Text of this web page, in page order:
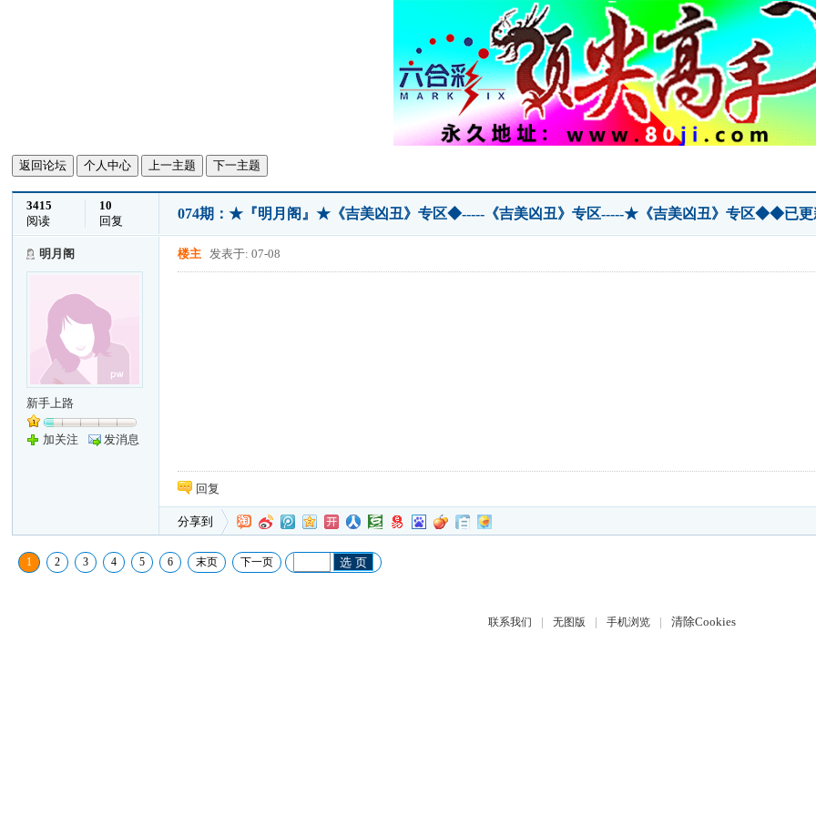
返回论坛 个人中心 上一主题 下一主题
3415
阅读
10
回复
074期：★『明月阁』★《吉美凶丑》专区◆-----《吉美凶丑》专区-----★《吉美凶丑》专区◆◆已
明月阁
新手上路
加关注 发消息
楼主 发表于: 07-08
回复
分享到
1 2 3 4 5 6 末页 下一页 选 页
联系我们 | 无图版 | 手机浏览 | 清除Cookies